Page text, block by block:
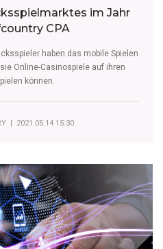
im Jahr
CPA
haben das mobile Spielen
Online-Casinospiele auf ihren
können.
| 2021.05.14 15:30